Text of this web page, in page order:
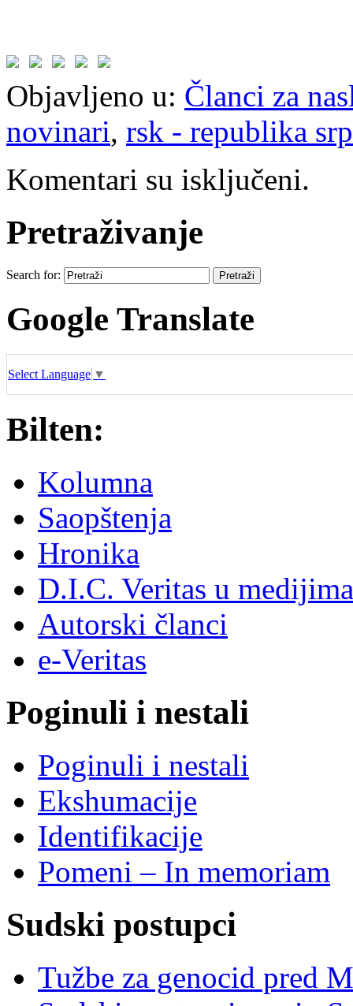
Objavljeno u: Članci za
novinari, rsk - republika
Komentari su isključeni.
Pretraživanje
Search for:
Google Translate
Select Language ▼
Bilten:
Kolumna
Saopštenja
Hronika
D.I.C. Veritas u medijima
Autorski članci
e-Veritas
Poginuli i nestali
Poginuli i nestali
Ekshumacije
Identifikacije
Pomeni – In memoriam
Sudski postupci
Tužbe za genocid pred